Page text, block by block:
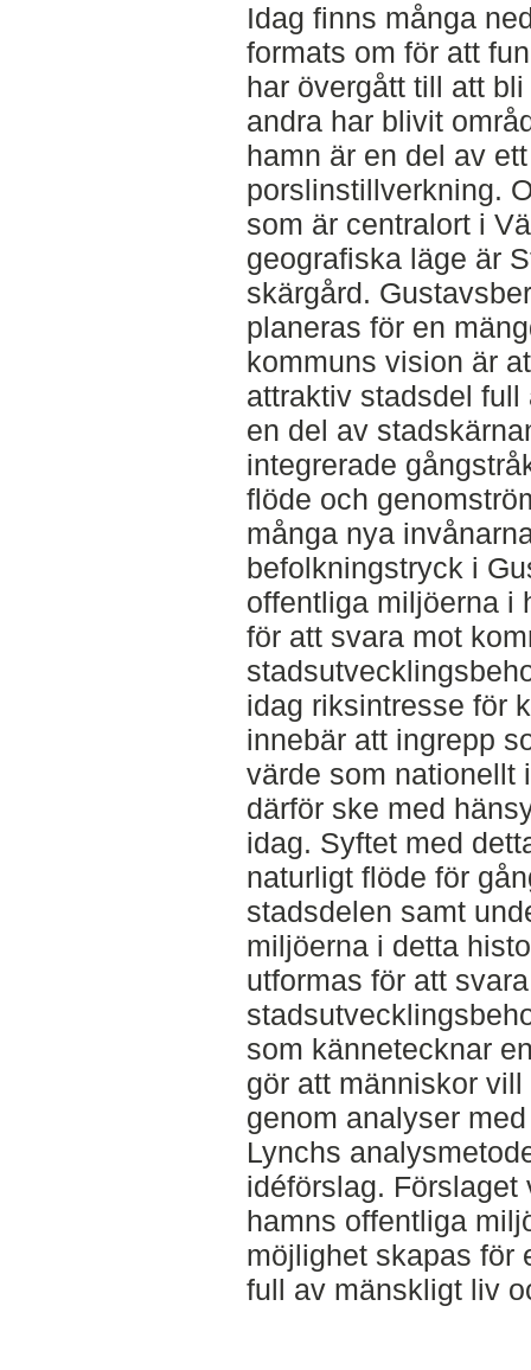
Idag finns många
formats om för att
har övergått till att
andra har blivit
hamn är en del av
porslinstillverkning.
som är centralort i
geografiska läge är
skärgård.
planeras för en
kommuns vision är
attraktiv stadsdel
en del av
integrerade
flöde och
många nya
befolkningstryck i
offentliga miljöerna i
för att svara mot
idag riksintresse för
innebär att ingrepp
värde som nationellt
därför ske med
idag. Syftet med
naturligt flöde för
stadsdelen samt
miljöerna i detta
utformas för att
som kännetecknar
gör att människor
genom analyser
Lynchs
idéförslag. Förslaget
hamns offentliga
möjlighet skapas för
full av mänskligt liv